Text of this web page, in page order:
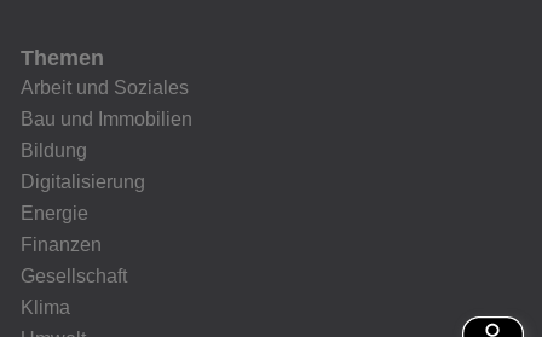
Themen
Arbeit und Soziales
Bau und Immobilien
Bildung
Digitalisierung
Energie
Finanzen
Gesellschaft
Klima